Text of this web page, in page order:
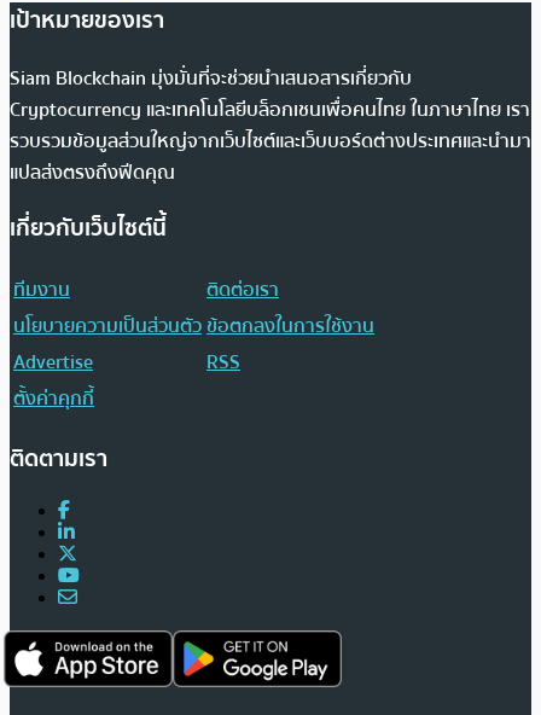
เป้าหมายของเรา
Siam Blockchain มุ่งมั่นที่จะช่วยนำเสนอสารเกี่ยวกับ
Cryptocurrency และเทคโนโลยีบล็อกเชนเพื่อคนไทย ในภาษาไทย เรา
รวบรวมข้อมูลส่วนใหญ่จากเว็บไซต์และเว็บบอร์ดต่างประเทศและนำมา
แปลส่งตรงถึงฟีดคุณ
เกี่ยวกับเว็บไซต์นี้
ทีมงาน
ติดต่อเรา
นโยบายความเป็นส่วนตัวข้อตกลงในการใช้งาน
Advertise
RSS
ตั้งค่าคุกกี้
ติดตามเรา